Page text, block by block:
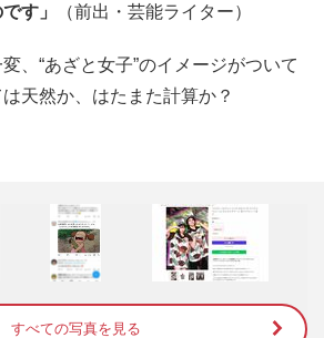
す」
（前出・芸能ライター）
、“あざと女子”のイメージがついて
天然か、はたまた計算か？
すべての写真を見る